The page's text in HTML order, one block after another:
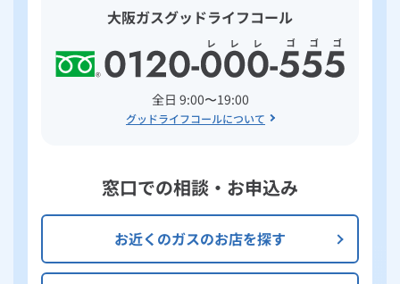
大阪ガスグッドライフコール
全日 9:00〜19:00
グッドライフコールについて
窓口での相談・お申込み
お近くのガスのお店を探す